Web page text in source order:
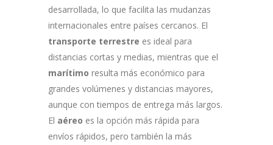
desarrollada, lo que facilita las mudanzas
internacionales entre países cercanos. El
transporte terrestre es ideal para
distancias cortas y medias, mientras que el
marítimo resulta más económico para
grandes volúmenes y distancias mayores,
aunque con tiempos de entrega más largos.
El aéreo es la opción más rápida para
envíos rápidos, pero también la más